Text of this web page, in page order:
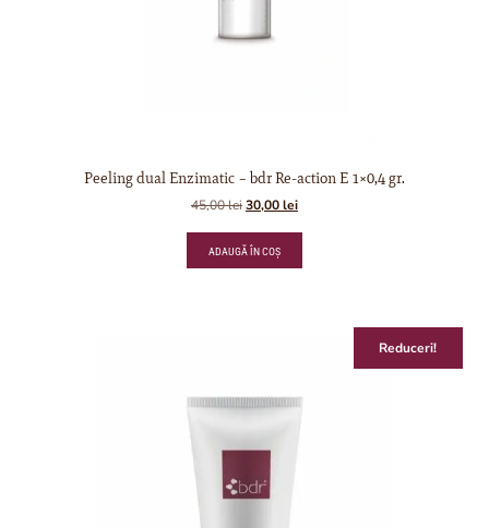
Peeling dual Enzimatic – bdr Re-action E 1×0,4 gr.
45,00lei30,00lei
ADAUGĂ ÎN COȘ
Reduceri!